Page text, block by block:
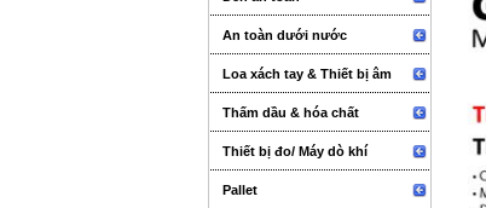
An toàn dưới nước
Loa xách tay & Thiết bị âm
thanh sự kiện
Thấm dầu & hóa chất
Thiết bị đo/ Máy dò khí
Pallet